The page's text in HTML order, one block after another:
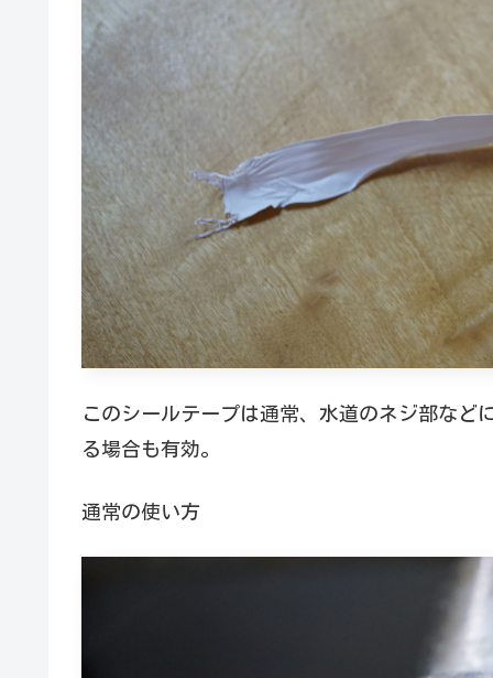
このシールテープは通常、水道のネジ部など
る場合も有効。
通常の使い方